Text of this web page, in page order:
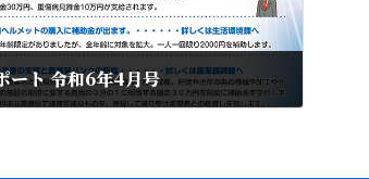
ート 令和6年4月号